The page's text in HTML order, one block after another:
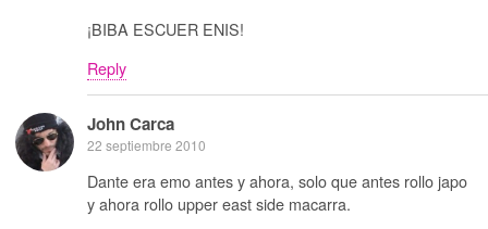
¡BIBA ESCUER ENIS!
Reply
John Carca
22 septiembre 2010
Dante era emo antes y ahora, solo que antes rollo japo
y ahora rollo upper east side macarra.